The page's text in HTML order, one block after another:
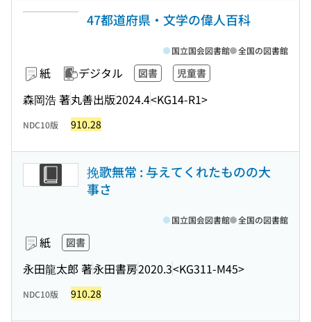
47都道府県・文学の偉人百科
紙 デジタル 図書 児童書
森岡浩 著丸善出版2024.4<KG14-R1>
国立国会図書館 全国の図書館
NDC10版 910.28
挽歌無常 : 与えてくれたものの大
事さ
紙 図書
永田龍太郎 著永田書房2020.3<KG311-M45>
国立国会図書館 全国の図書館
NDC10版 910.28